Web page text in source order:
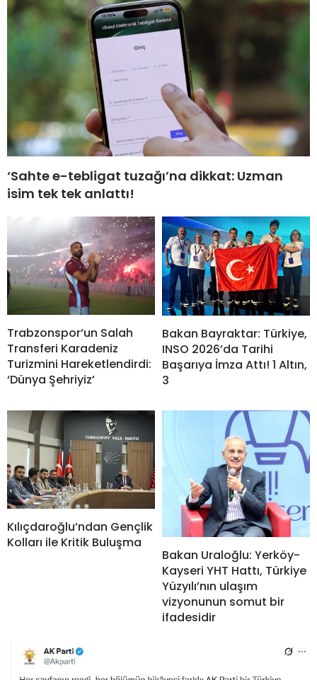
‘Sahte e-tebligat tuzağı’na dikkat: Uzman
isim tek tek anlattı!
Trabzonspor’un Salah
Transferi Karadeniz
Turizmini Hareketlendirdi:
‘Dünya Şehriyiz’
Bakan Bayraktar: Türkiye,
INSO 2026’da Tarihi
Başarıya İmza Attı! 1 Altın,
3
Kılıçdaroğlu’ndan Gençlik
Kolları ile Kritik Buluşma
Bakan Uraloğlu: Yerköy-
Kayseri YHT Hattı, Türkiye
Yüzyılı’nın ulaşım
vizyonunun somut bir
ifadesidir